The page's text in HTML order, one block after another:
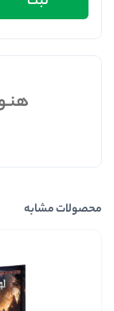
محصولات مشابه